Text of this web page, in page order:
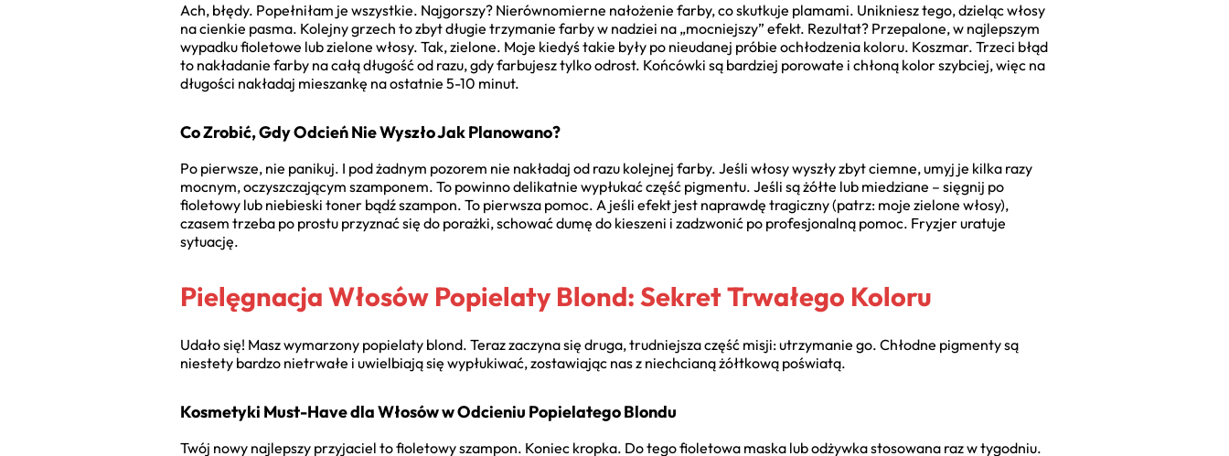
Ach, błędy. Popełniłam je wszystkie. Najgorszy? Nierównomierne nałożenie farby, co skutkuje plamami. Unikniesz tego, dzieląc włosy
na cienkie pasma. Kolejny grzech to zbyt długie trzymanie farby w nadziei na „mocniejszy” efekt. Rezultat? Przepalone, w najlepszym
wypadku fioletowe lub zielone włosy. Tak, zielone. Moje kiedyś takie były po nieudanej próbie ochłodzenia koloru. Koszmar. Trzeci błąd
to nakładanie farby na całą długość od razu, gdy farbujesz tylko odrost. Końcówki są bardziej porowate i chłoną kolor szybciej, więc na
długości nakładaj mieszankę na ostatnie 5-10 minut.
Co Zrobić, Gdy Odcień Nie Wyszło Jak Planowano?
Po pierwsze, nie panikuj. I pod żadnym pozorem nie nakładaj od razu kolejnej farby. Jeśli włosy wyszły zbyt ciemne, umyj je kilka razy
mocnym, oczyszczającym szamponem. To powinno delikatnie wypłukać część pigmentu. Jeśli są żółte lub miedziane – sięgnij po
fioletowy lub niebieski toner bądź szampon. To pierwsza pomoc. A jeśli efekt jest naprawdę tragiczny (patrz: moje zielone włosy),
czasem trzeba po prostu przyznać się do porażki, schować dumę do kieszeni i zadzwonić po profesjonalną pomoc. Fryzjer uratuje
sytuację.
Pielęgnacja Włosów Popielaty Blond: Sekret Trwałego Koloru
Udało się! Masz wymarzony popielaty blond. Teraz zaczyna się druga, trudniejsza część misji: utrzymanie go. Chłodne pigmenty są
niestety bardzo nietrwałe i uwielbiają się wypłukiwać, zostawiając nas z niechcianą żółtkową poświatą.
Kosmetyki Must-Have dla Włosów w Odcieniu Popielatego Blondu
Twój nowy najlepszy przyjaciel to fioletowy szampon. Koniec kropka. Do tego fioletowa maska lub odżywka stosowana raz w tygodniu.